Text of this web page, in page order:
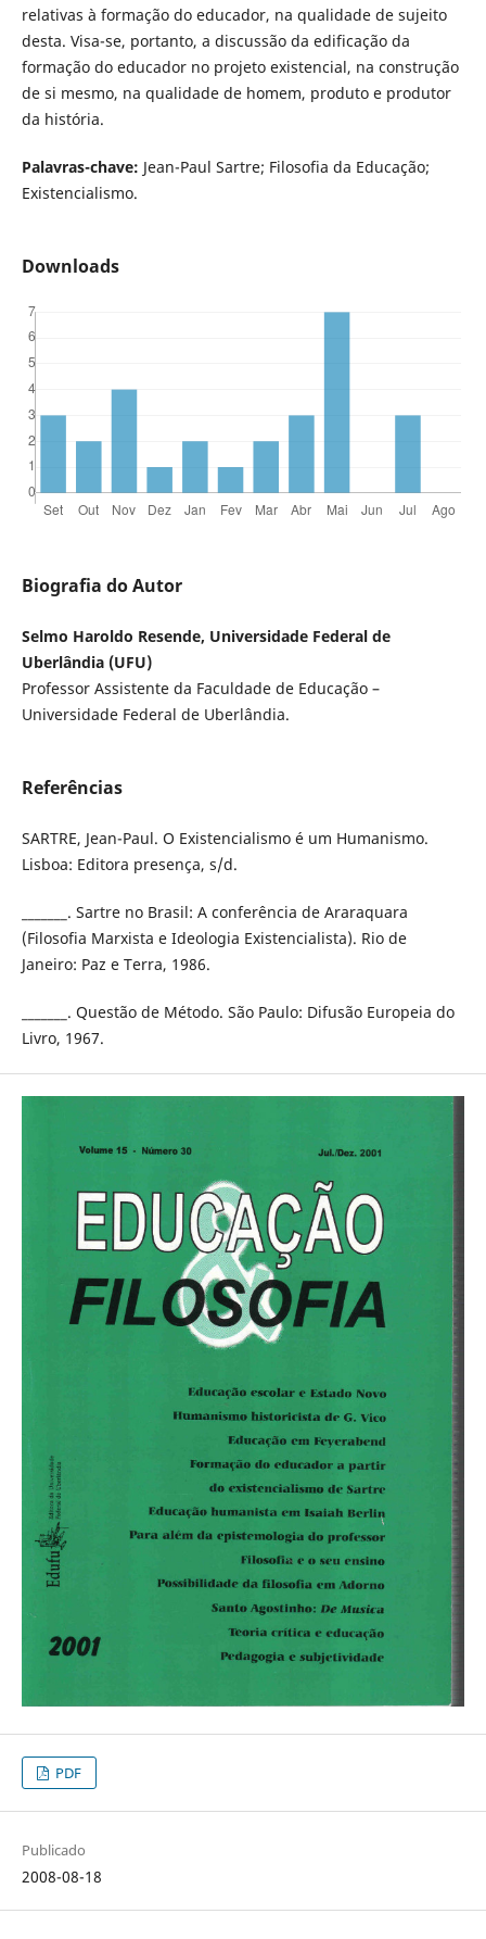
relativas à formação do educador, na qualidade de sujeito
desta. Visa-se, portanto, a discussão da edificação da
formação do educador no projeto existencial, na construção
de si mesmo, na qualidade de homem, produto e produtor
da história.
Palavras-chave: Jean-Paul Sartre; Filosofia da Educação;
Existencialismo.
Downloads
Biografia do Autor
Selmo Haroldo Resende, Universidade Federal de
Uberlândia (UFU)
Professor Assistente da Faculdade de Educação –
Universidade Federal de Uberlândia.
Referências
SARTRE, Jean-Paul. O Existencialismo é um Humanismo.
Lisboa: Editora presença, s/d.
_______. Sartre no Brasil: A conferência de Araraquara
(Filosofia Marxista e Ideologia Existencialista). Rio de
Janeiro: Paz e Terra, 1986.
_______. Questão de Método. São Paulo: Difusão Europeia do
Livro, 1967.
PDF
Publicado
2008-08-18